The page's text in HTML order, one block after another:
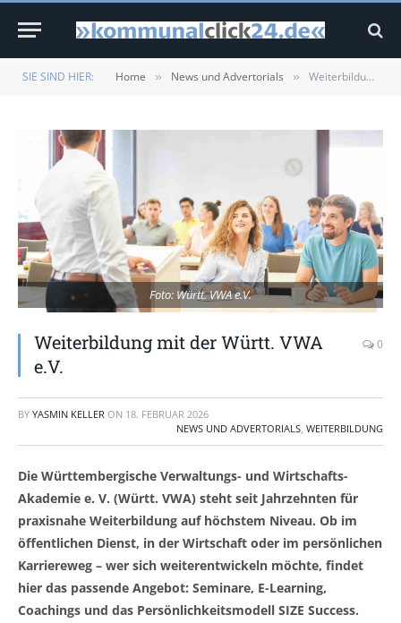
SIE SIND HIER: Home » News und Advertorials » Weiterbildung mit der Württ. VWA e.V.
Foto: Württ. VWA e.V.
Weiterbildung mit der Württ. VWA
e.V.
0
BY YASMIN KELLER ON 18. FEBRUAR 2026
NEWS UND ADVERTORIALS, WEITERBILDUNG
Die Württembergische Verwaltungs- und Wirtschafts-
Akademie e. V. (Württ. VWA) steht seit Jahrzehnten für
praxisnahe Weiterbildung auf höchstem Niveau. Ob im
öffentlichen Dienst, in der Wirtschaft oder im persönlichen
Karriereweg – wer sich weiterentwickeln möchte, findet
hier das passende Angebot: Seminare, E-Learning,
Coachings und das Persönlichkeitsmodell SIZE Success.